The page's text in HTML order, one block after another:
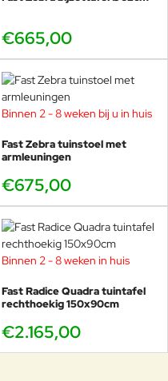
€665,00
Binnen 2 - 8 weken bij u in huis
Fast Zebra tuinstoel met
armleuningen
€675,00
Binnen 2 - 8 weken in huis
Fast Radice Quadra tuintafel
rechthoekig 150x90cm
€2.165,00